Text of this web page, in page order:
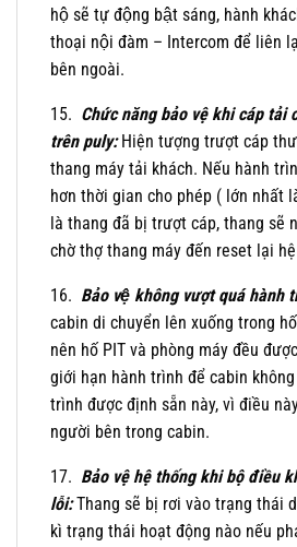
hộ sẽ tự động bật sáng, hành
thoại nội đàm – Intercom để liên
bên ngoài.
15. Chức năng bảo vệ khi cáp tải
trên puly:Hiện tượng trượt cáp
thang máy tải khách. Nếu hành
hơn thời gian cho phép ( lớn nhất
là thang đã bị trượt cáp, thang sẽ
chờ thợ thang máy đến reset lại
16. Bảo vệ không vượt quá hành
cabin di chuyển lên xuống trong
nên hố PIT và phòng máy đều
giới hạn hành trình để cabin
trình được định sẵn này, vì điều
người bên trong cabin.
17. Bảo vệ hệ thống khi bộ điều
lỗi:Thang sẽ bị rơi vào trạng thái
kì trạng thái hoạt động nào nếu